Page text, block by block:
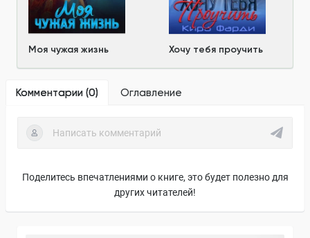
Моя чужая жизнь Хочу тебя проучить
Комментарии (0) Оглавление
Поделитесь впечатлениями о книге, это будет полезно для
других читателей!